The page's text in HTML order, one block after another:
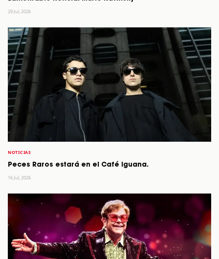
29 Jul, 2026
NOTICIAS
Peces Raros estará en el Café Iguana.
16 Jul, 2026